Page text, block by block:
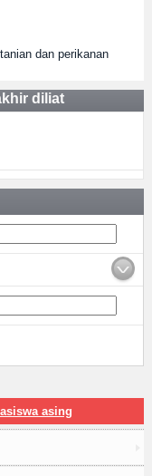
dan perikanan
diliat
asing